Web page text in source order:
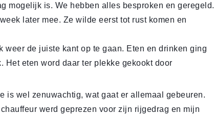
mogelijk is. We hebben alles besproken en geregeld.
later mee. Ze wilde eerst tot rust komen en
de juiste kant op te gaan. Eten en drinken ging
eten word daar ter plekke gekookt door
is wel zenuwachtig, wat gaat er allemaal gebeuren.
werd geprezen voor zijn rijgedrag en mijn